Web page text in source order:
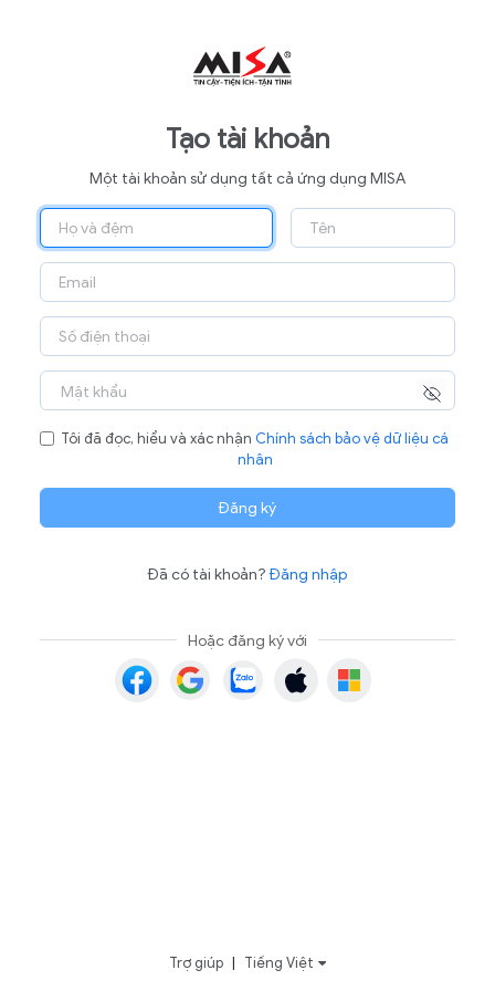
Tạo tài khoản
Một tài khoản sử dụng tất cả ứng dụng MISA
Tôi đã đọc, hiểu và xác nhận Chính sách bảo vệ dữ liệu cá
nhân
Đăng ký
Đã có tài khoản?Đăng nhập
Hoặc đăng ký với
Trợ giúp | Tiếng Việt